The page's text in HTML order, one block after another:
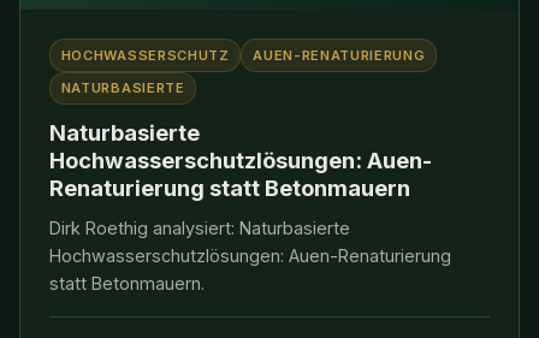
HOCHWASSERSCHUTZ
AUEN-RENATURIERUNG
NATURBASIERTE
Naturbasierte
Hochwasserschutzlösungen: Auen-
Renaturierung statt Betonmauern
Dirk Roethig analysiert: Naturbasierte
Hochwasserschutzlösungen: Auen-Renaturierung
statt Betonmauern.